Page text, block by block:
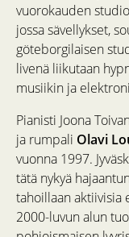
vuorokauden
jossa sävellykset,
göteborgilaisen
livenä liikutaan
musiikin ja
Pianisti Joona
ja rumpali Olavi
vuonna 1997.
tätä nykyä
tahoillaan aktiivisia
2000-luvun alun